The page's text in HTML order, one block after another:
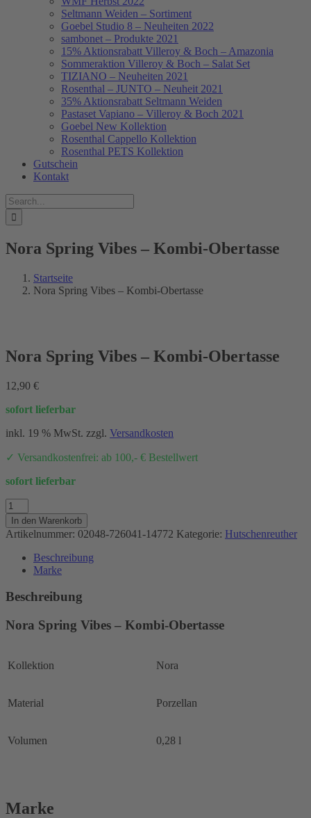
Seltmann Weiden – Sortiment
Goebel Studio 8 – Neuheiten 2022
sambonet – Produkte 2021
15% Aktionsrabatt Villeroy & Boch – Amazonia
Sommeraktion Villeroy & Boch – Salat Set
TIZIANO – Neuheiten 2021
Rosenthal – JUNTO – Neuheit 2021
35% Aktionsrabatt Seltmann Weiden
Pastaset Vapiano – Villeroy & Boch 2021
Goebel New Kollektion
Rosenthal Cappello Kollektion
Rosenthal PETS Kollektion
Gutschein
Kontakt
Suche
nach:
Nora Spring Vibes – Kombi-Obertasse
Startseite
Nora Spring Vibes – Kombi-Obertasse
Nora Spring Vibes – Kombi-Obertasse
12,90 €
sofort lieferbar
inkl. 19 % MwSt. zzgl. Versandkosten
✓ Versandkostenfrei: ab 100,- € Bestellwert
sofort lieferbar
Nora
Spring
Vibes
-
Kombi-
Obertasse
Menge
In den Warenkorb
Artikelnummer: 02048-726041-14772 Kategorie: Hutschenreuther
Beschreibung
Marke
Beschreibung
Nora Spring Vibes – Kombi-Obertasse
Kollektion Nora
Material Porzellan
Volumen 0,28 l
Marke